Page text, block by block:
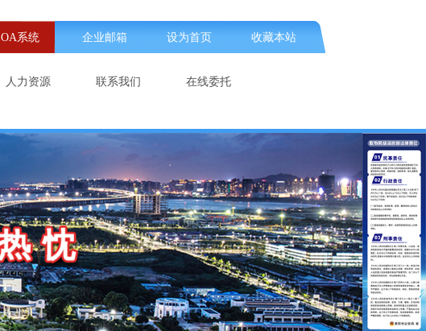
OA系统 企业邮箱 设为首页 收藏本站
人力资源 联系我们 在线委托